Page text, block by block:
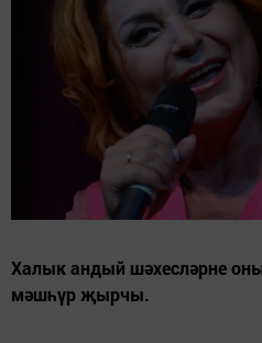
Халык андый шәхесләрне
мәшһүр җырчы.